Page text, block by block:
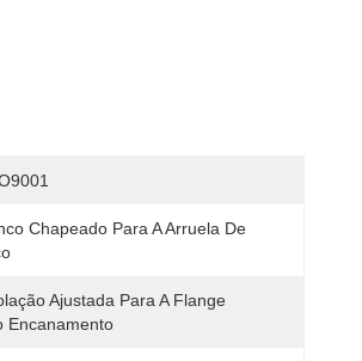
Chapeado Para A Arruela De
Ajustada Para A Flange
Encanamento